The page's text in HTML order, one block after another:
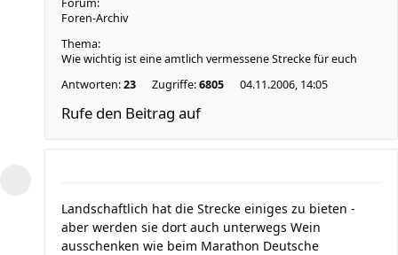
Forum:
Foren-Archiv
Thema:
Wie wichtig ist eine amtlich vermessene Strecke für euch
Antworten:23 Zugriffe:6805 04.11.2006, 14:05
Rufe den Beitrag auf
Landschaftlich hat die Strecke einiges zu bieten -
aber werden sie dort auch unterwegs Wein
ausschenken wie beim Marathon Deutsche